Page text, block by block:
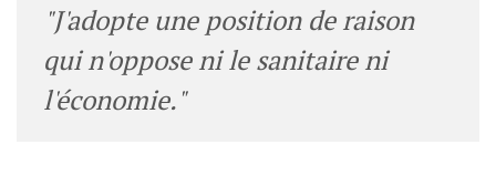
"J'adopte une position de raison
qui n'oppose ni le sanitaire ni
l'économie."